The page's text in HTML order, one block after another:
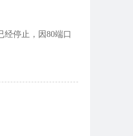
经停止，因80端口